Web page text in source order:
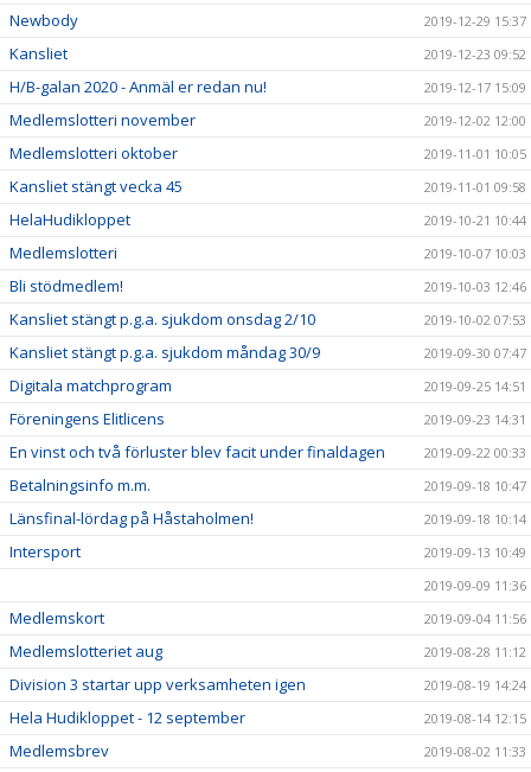
Newbody 2019-12-29 15:37
Kansliet 2019-12-23 09:52
H/B-galan 2020 - Anmäl er redan nu! 2019-12-17 15:09
Medlemslotteri november 2019-12-02 12:00
Medlemslotteri oktober 2019-11-01 10:05
Kansliet stängt vecka 45 2019-11-01 09:58
HelaHudikloppet 2019-10-21 10:44
Medlemslotteri 2019-10-07 10:03
Bli stödmedlem! 2019-10-03 12:46
Kansliet stängt p.g.a. sjukdom onsdag 2/10 2019-10-02 07:53
Kansliet stängt p.g.a. sjukdom måndag 30/9 2019-09-30 07:47
Digitala matchprogram 2019-09-25 14:51
Föreningens Elitlicens 2019-09-23 14:31
En vinst och två förluster blev facit under finaldagen 2019-09-22 00:33
Betalningsinfo m.m. 2019-09-18 10:47
Länsfinal-lördag på Håstaholmen! 2019-09-18 10:14
Intersport
2019-09-13 10:49
2019-09-09 11:36
Medlemskort 2019-09-04 11:56
Medlemslotteriet aug 2019-08-28 11:12
Division 3 startar upp verksamheten igen 2019-08-19 14:24
Hela Hudikloppet - 12 september 2019-08-14 12:15
Medlemsbrev 2019-08-02 11:33